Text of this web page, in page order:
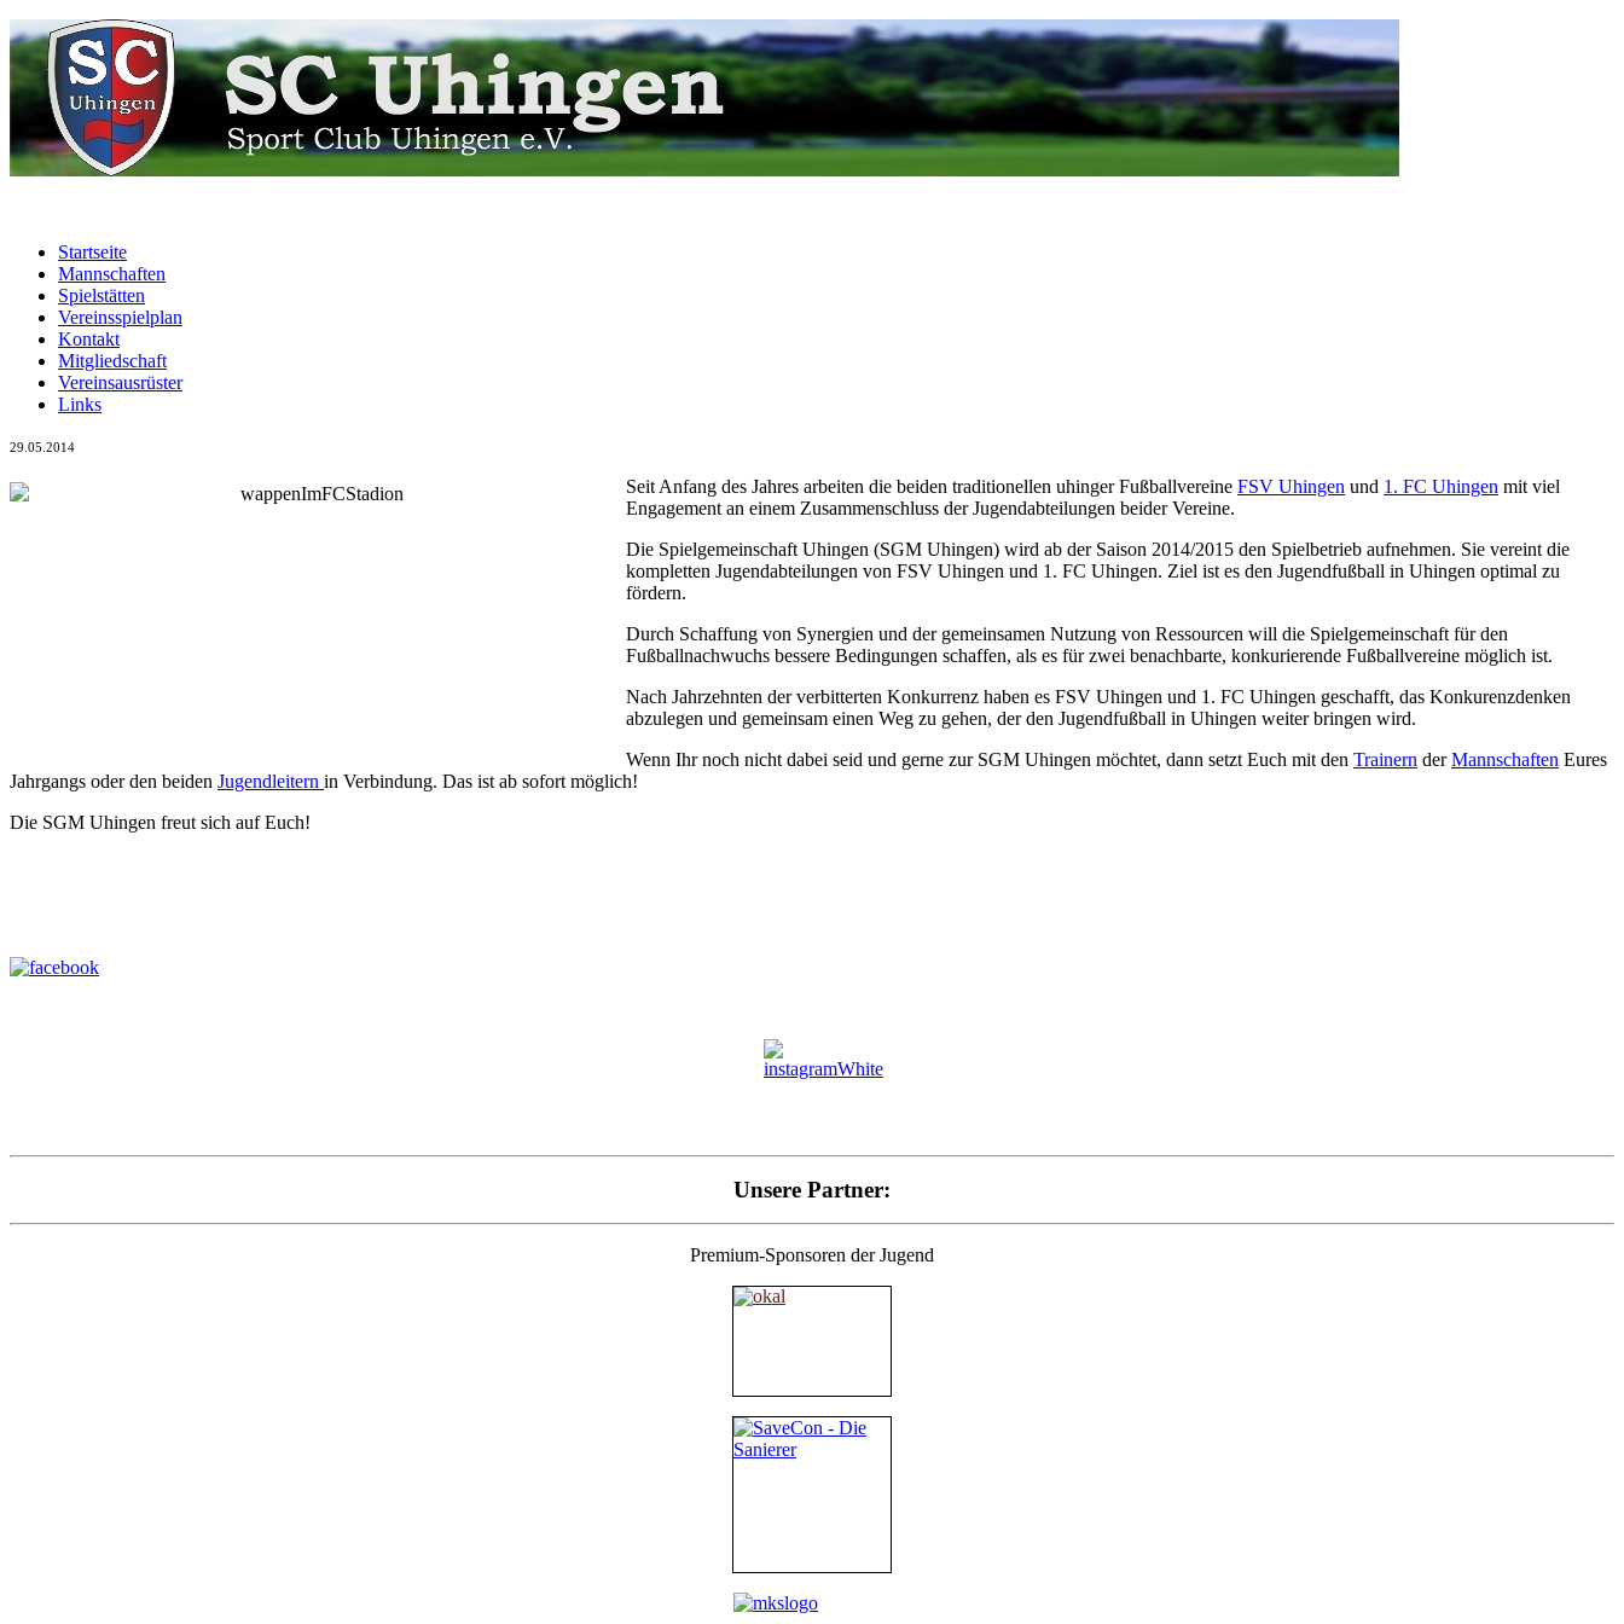
Startseite
Mannschaften
Spielstätten
Vereinsspielplan
Kontakt
Mitgliedschaft
Vereinsausrüster
Links
29.05.2014
Seit Anfang des Jahres arbeiten die beiden traditionellen uhinger Fußballvereine FSV Uhingen und 1. FC Uhingen mit viel
Engagement an einem Zusammenschluss der Jugendabteilungen beider Vereine.
Die Spielgemeinschaft Uhingen (SGM Uhingen) wird ab der Saison 2014/2015 den Spielbetrieb aufnehmen. Sie vereint die
kompletten Jugendabteilungen von FSV Uhingen und 1. FC Uhingen. Ziel ist es den Jugendfußball in Uhingen optimal zu
fördern.
Durch Schaffung von Synergien und der gemeinsamen Nutzung von Ressourcen will die Spielgemeinschaft für den
Fußballnachwuchs bessere Bedingungen schaffen, als es für zwei benachbarte, konkurierende Fußballvereine möglich ist.
Nach Jahrzehnten der verbitterten Konkurrenz haben es FSV Uhingen und 1. FC Uhingen geschafft, das Konkurenzdenken
abzulegen und gemeinsam einen Weg zu gehen, der den Jugendfußball in Uhingen weiter bringen wird.
Wenn Ihr noch nicht dabei seid und gerne zur SGM Uhingen möchtet, dann setzt Euch mit den Trainern derMannschaften Eures
Jahrgangs oder den beiden Jugendleitern in Verbindung. Das ist ab sofort möglich!
Die SGM Uhingen freut sich auf Euch!
Unsere Partner:
Premium-Sponsoren der Jugend